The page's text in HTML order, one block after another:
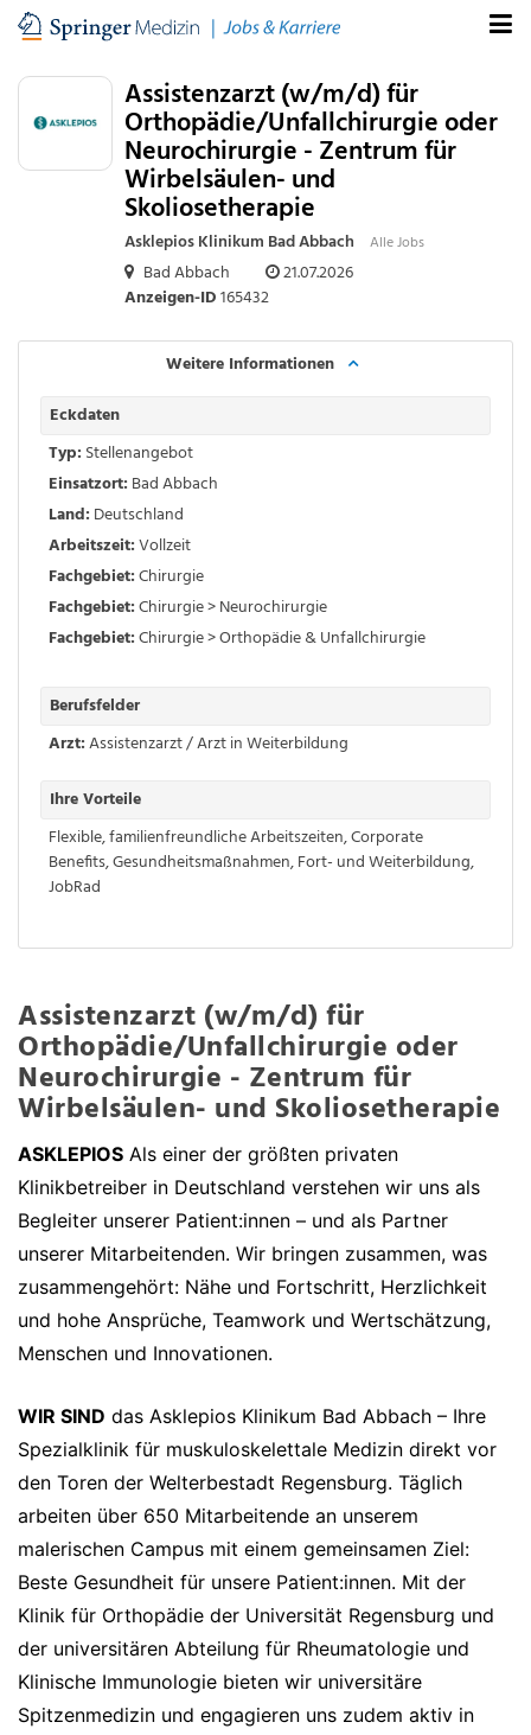
Assistenzarzt (w/m/d) für
Orthopädie/Unfallchirurgie oder
Neurochirurgie - Zentrum für
Wirbelsäulen- und
Skoliosetherapie
Asklepios Klinikum Bad Abbach Alle Jobs
Bad Abbach
21.07.2026
Anzeigen-ID165432
Weitere Informationen
Eckdaten
Typ: Stellenangebot
Einsatzort: Bad Abbach
Land: Deutschland
Arbeitszeit:Vollzeit
Fachgebiet:Chirurgie
Fachgebiet:Chirurgie > Neurochirurgie
Fachgebiet:Chirurgie > Orthopädie & Unfallchirurgie
Berufsfelder
Arzt:Assistenzarzt / Arzt in Weiterbildung
Ihre Vorteile
Flexible, familienfreundliche Arbeitszeiten,Corporate
Benefits,Gesundheitsmaßnahmen,Fort- und Weiterbildung,
JobRad
Assistenzarzt (w/m/d) für
Orthopädie/Unfallchirurgie oder
Neurochirurgie - Zentrum für
Wirbelsäulen- und Skoliosetherapie
ASKLEPIOS Als einer der größten privaten
Klinikbetreiber in Deutschland verstehen wir uns als
Begleiter unserer Patient:innen – und als Partner
unserer Mitarbeitenden. Wir bringen zusammen, was
zusammengehört: Nähe und Fortschritt, Herzlichkeit
und hohe Ansprüche, Teamwork und Wertschätzung,
Menschen und Innovationen.
WIR SIND das Asklepios Klinikum Bad Abbach – Ihre
Spezialklinik für muskuloskelettale Medizin direkt vor
den Toren der Welterbestadt Regensburg. Täglich
arbeiten über 650 Mitarbeitende an unserem
malerischen Campus mit einem gemeinsamen Ziel:
Beste Gesundheit für unsere Patient:innen. Mit der
Klinik für Orthopädie der Universität Regensburg und
der universitären Abteilung für Rheumatologie und
Klinische Immunologie bieten wir universitäre
Spitzenmedizin und engagieren uns zudem aktiv in